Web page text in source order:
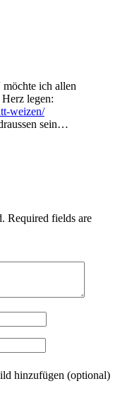
ich allen
legen:
weizen/
sein…
Required fields are
hinzufügen (optional)